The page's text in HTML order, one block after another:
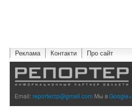
Реклама Контакти Про сайт
Email:reporterzp@gmail.com Мы вGoogle+